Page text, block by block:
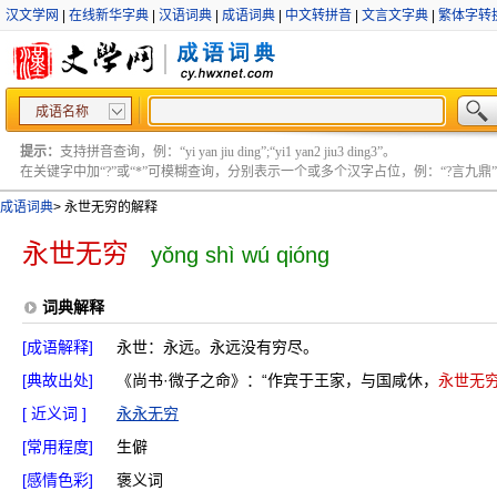
汉文学网 在线新华字典 汉语词典 成语词典 中文转拼音 文言文字典 繁体字转
成语名称
提示： 支持拼音查询，例：“yi yan jiu ding”;“yi1 yan2 jiu3 ding3”。
在关键字中加“?”或“*”可模糊查询，分别表示一个或多个汉字占位，例：“?言九鼎”
成语词典> 永世无穷的解释
永世无穷 yǒng shì wú qióng
词典解释
[成语解释]
永世：永远。永远没有穷尽。
[典故出处]
《尚书·微子之命》：“作宾于王家，与国咸休， 永世无
[ 近义词 ]
永永无穷
[常用程度]
生僻
[感情色彩]
褒义词